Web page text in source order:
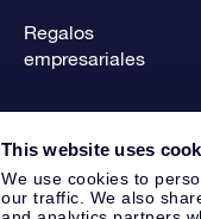
This website uses
We use cookies to
our traffic. We also
Regalos
empresariales